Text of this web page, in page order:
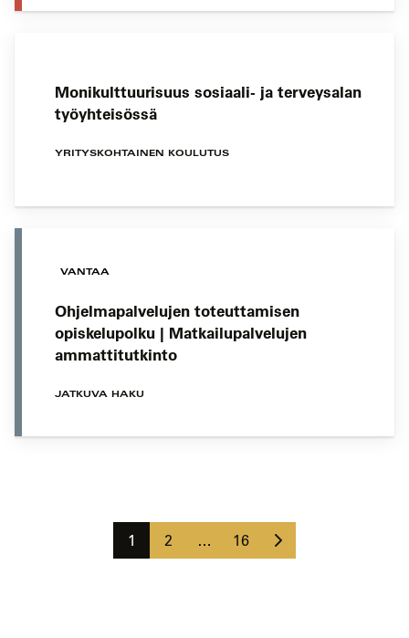
Monikulttuurisuus sosiaali- ja terveysalan
työyhteisössä
YRITYSKOHTAINEN KOULUTUS
VANTAA
Ohjelmapalvelujen toteuttamisen
opiskelupolku | Matkailupalvelujen
ammattitutkinto
JATKUVA HAKU
Sivu
1 Sivu
2 … Sivu
16
Seuraava
sivu